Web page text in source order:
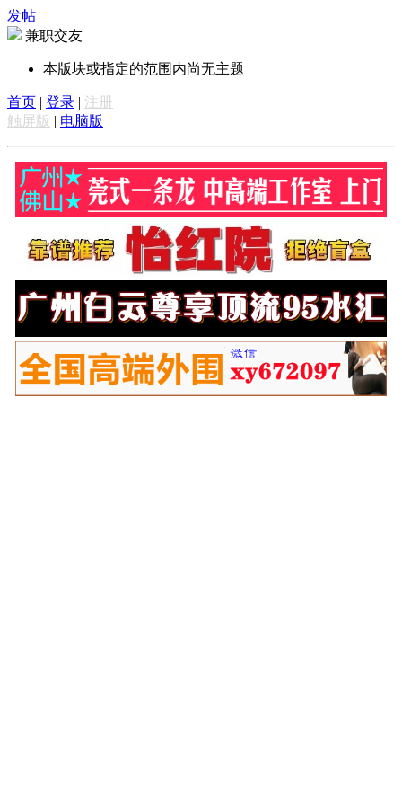
发帖
兼职交友
本版块或指定的范围内尚无主题
首页 | 登录 | 注册
触屏版 | 电脑版